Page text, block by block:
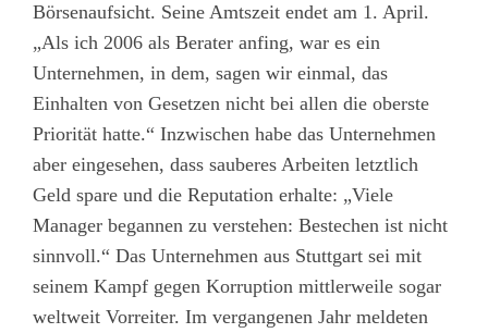
Börsenaufsicht. Seine Amtszeit endet am 1. April.
„Als ich 2006 als Berater anfing, war es ein
Unternehmen, in dem, sagen wir einmal, das
Einhalten von Gesetzen nicht bei allen die oberste
Priorität hatte.“ Inzwischen habe das Unternehmen
aber eingesehen, dass sauberes Arbeiten letztlich
Geld spare und die Reputation erhalte: „Viele
Manager begannen zu verstehen: Bestechen ist nicht
sinnvoll.“ Das Unternehmen aus Stuttgart sei mit
seinem Kampf gegen Korruption mittlerweile sogar
weltweit Vorreiter. Im vergangenen Jahr meldeten